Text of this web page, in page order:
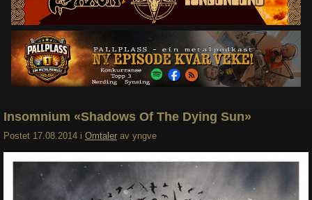
Intervjuer
Om oss
Abonner
Søk
Insomnium «Shadows Of The Dying Sun»
Postet 17.08.2014 i Omtaler av yngve